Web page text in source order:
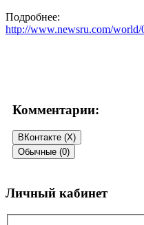
Подробнее:
http://www.newsru.com/world/
Комментарии:
ВКонтакте (X)
Обычные (0)
Добавить комментарий
Личный кабинет